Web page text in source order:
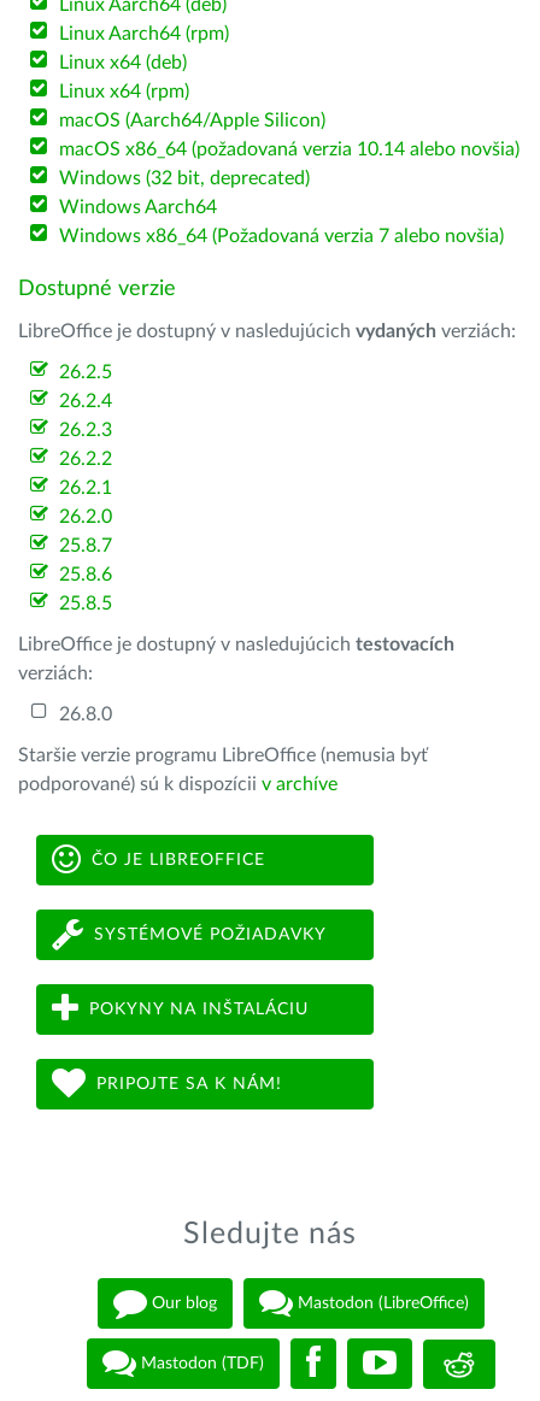
Linux Aarch64 (deb)
Linux Aarch64 (rpm)
Linux x64 (deb)
Linux x64 (rpm)
macOS (Aarch64/Apple Silicon)
macOS x86_64 (požadovaná verzia 10.14 alebo novšia)
Windows (32 bit, deprecated)
Windows Aarch64
Windows x86_64 (Požadovaná verzia 7 alebo novšia)
Dostupné verzie
LibreOffice je dostupný v nasledujúcich vydaných verziách:
26.2.5
26.2.4
26.2.3
26.2.2
26.2.1
26.2.0
25.8.7
25.8.6
25.8.5
LibreOffice je dostupný v nasledujúcich testovacích
verziách:
26.8.0
Staršie verzie programu LibreOffice (nemusia byť
podporované) sú k dispozícii v archíve
ČO JE LIBREOFFICE
SYSTÉMOVÉ POŽIADAVKY
POKYNY NA INŠTALÁCIU
PRIPOJTE SA K NÁM!
Sledujte nás
Our blog Mastodon (LibreOffice)
Mastodon (TDF)